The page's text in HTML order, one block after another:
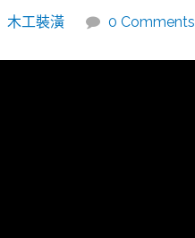
木工裝潢 0 Comments